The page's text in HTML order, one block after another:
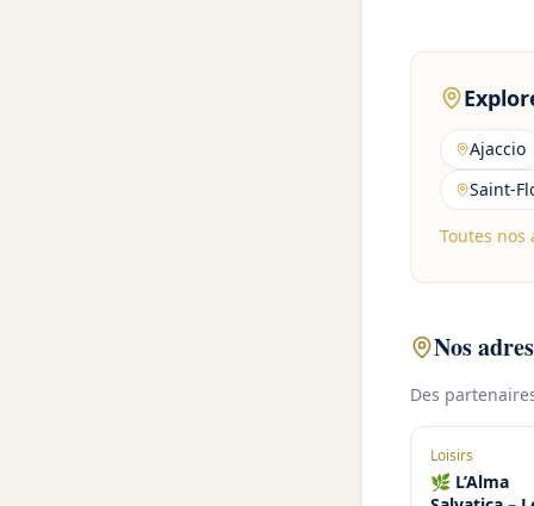
Ajaccio
Saint-
Toutes nos
Nos
Des
Loisirs
🌿 L’Alma